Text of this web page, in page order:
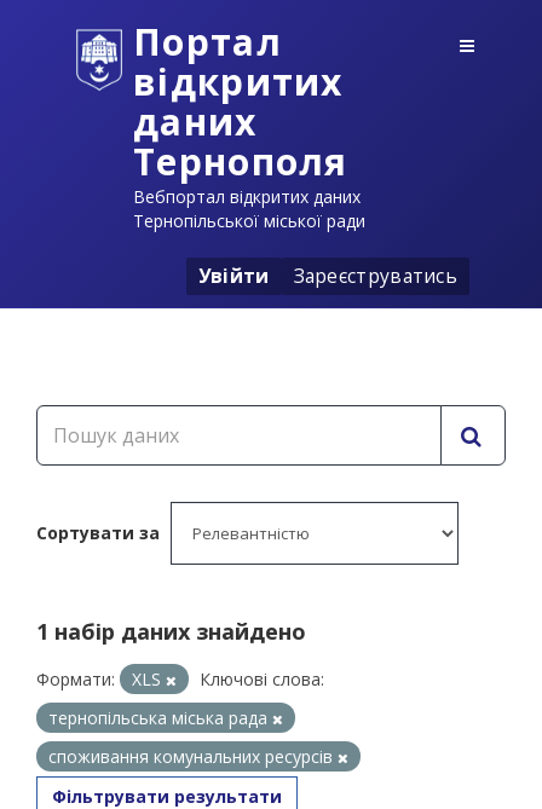
Портал
відкритих
даних
Тернополя
Вебпортал відкритих даних
Тернопільської міської ради
Увійти Зареєструватись
Сортувати за
1 набір даних знайдено
Формати: XLS
Ключові слова:
тернопільська міська рада
споживання комунальних ресурсів
Фільтрувати результати